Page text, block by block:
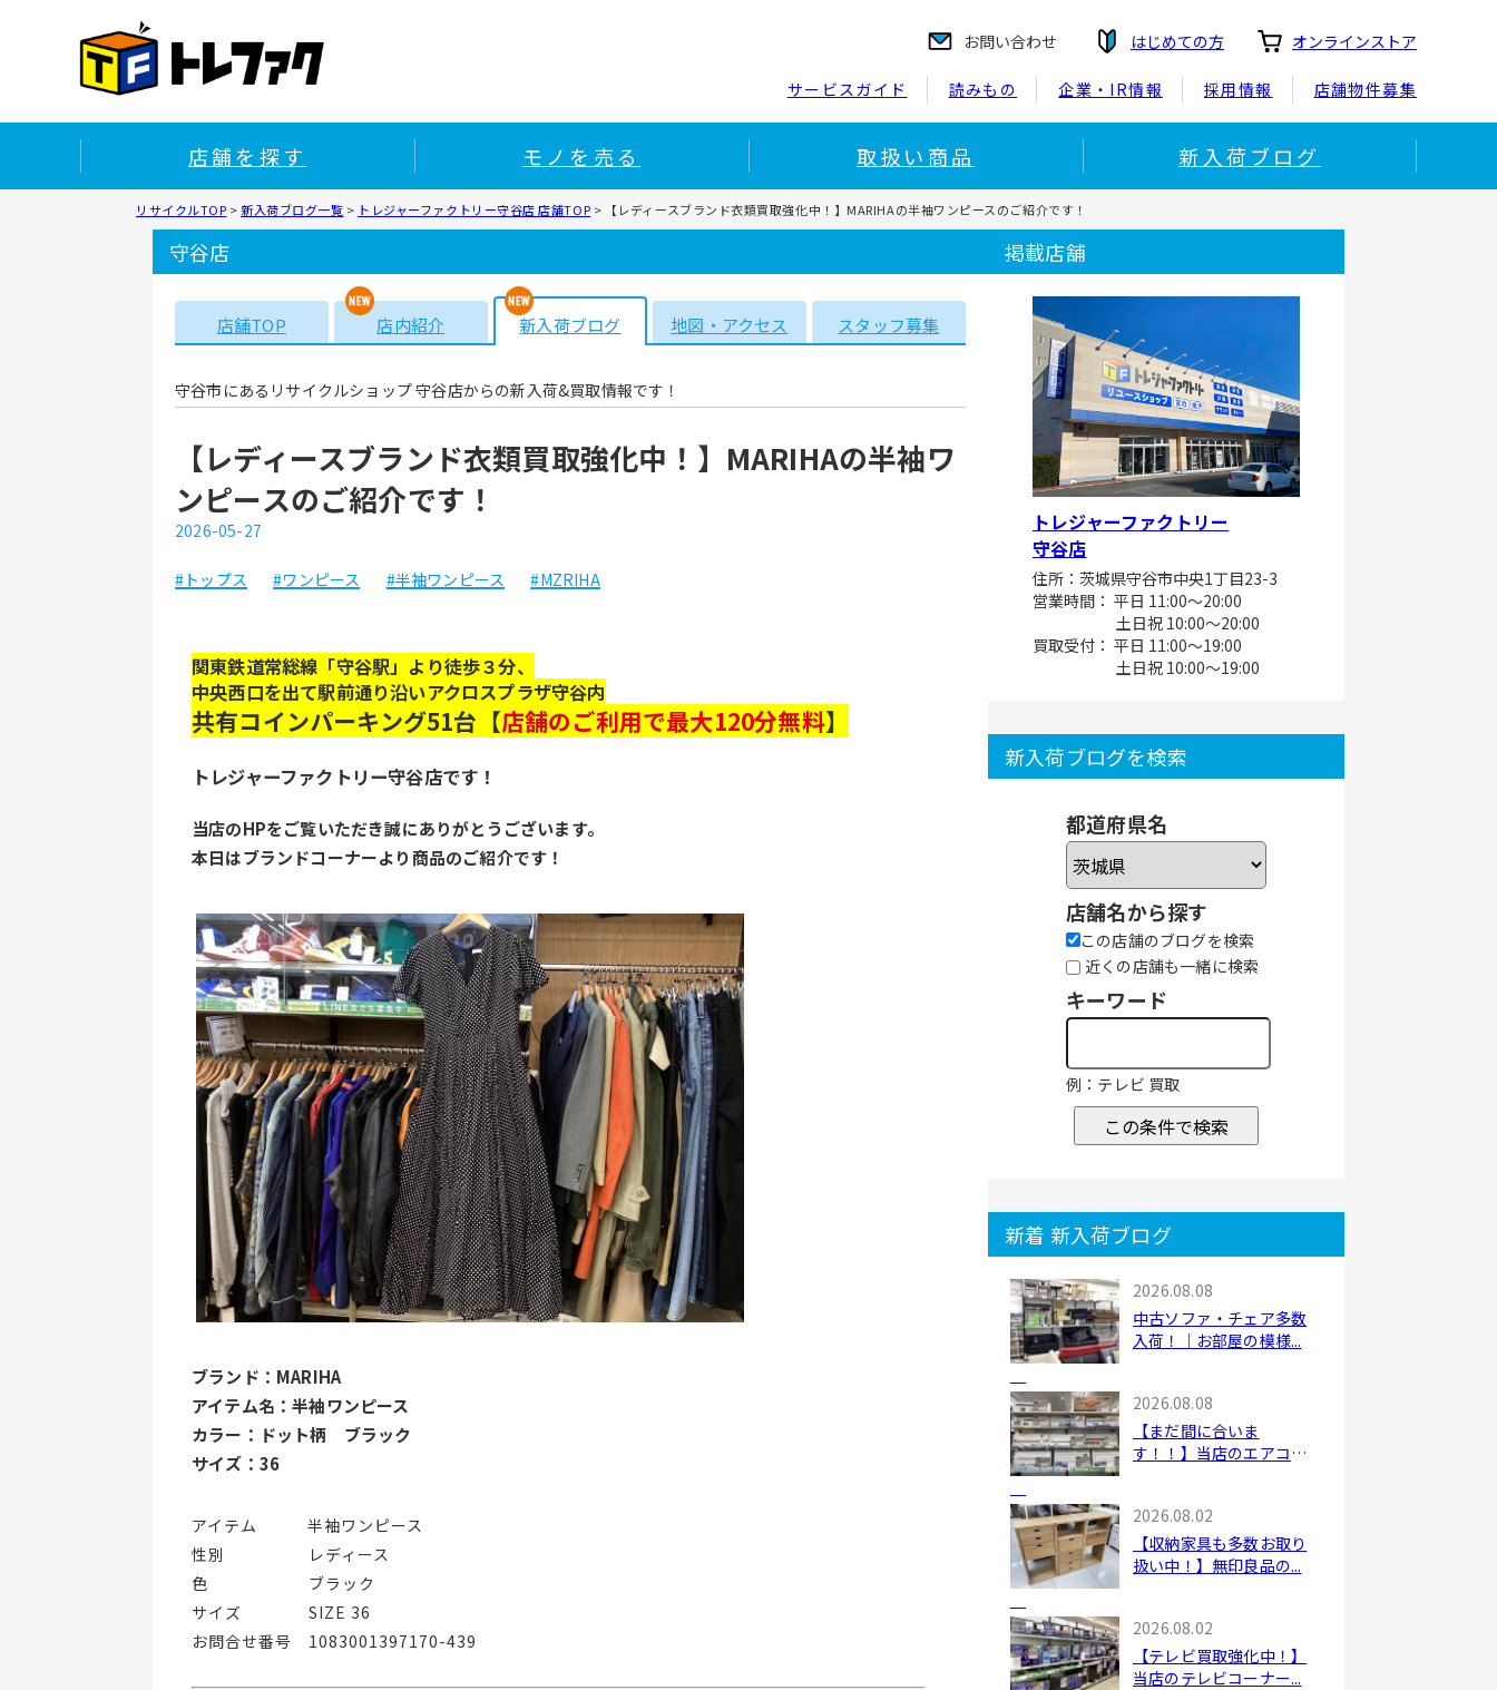
お問い合わせ はじめての方 オンラインストア
サービスガイド 読みもの 企業・IR情報 採用情報 店舗物件募集
店舗を探す モノを売る 取扱い商品 新入荷ブログ
リサイクルTOP >新入荷ブログ一覧 > トレジャーファクトリー守谷店 店舗TOP > 【レディースブランド衣類買取強化中！】MARIHAの半袖ワンピースのご紹介です！
守谷店
店舗TOP 店内紹介 新入荷ブログ 地図・アクセス スタッフ募集
守谷市にあるリサイクルショップ 守谷店からの新入荷&買取情報です！
【レディースブランド衣類買取強化中！】MARIHAの半袖ワ
ンピースのご紹介です！
2026-05-27
#トップス #ワンピース #半袖ワンピース #MZRIHA
関東鉄道常総線「守谷駅」より徒歩３分、
中央西口を出て駅前通り沿いアクロスプラザ守谷内
共有コインパーキング51台【店舗のご利用で最大120分無料】
トレジャーファクトリー守谷店です！
当店のHPをご覧いただき誠にありがとうございます。
本日はブランドコーナーより商品のご紹介です！
ブランド：MARIHA
アイテム名：半袖ワンピース
カラー：ドット柄　ブラック
サイズ：36
アイテム   半袖ワンピース
性別     レディース
色      ブラック
サイズ    SIZE 36
お問合せ番号 1083001397170-439
掲載店舗
トレジャーファクトリー
守谷店
住所：茨城県守谷市中央1丁目23-3
営業時間： 平日 11:00～20:00
土日祝 10:00～20:00
買取受付： 平日 11:00～19:00
土日祝 10:00～19:00
新入荷ブログを検索
都道府県名
店舗名から探す
この店舗のブログを検索
近くの店舗も一緒に検索
キーワード
例：テレビ 買取
この条件で検索
新着 新入荷ブログ
2026.08.08
中古ソファ・チェア多数
入荷！｜お部屋の模様...
2026.08.08
【まだ間に合いま
す！！】当店のエアコン
2026.08.02
【収納家具も多数お取り
扱い中！】無印良品の...
2026.08.02
【テレビ買取強化中！】
当店のテレビコーナー...